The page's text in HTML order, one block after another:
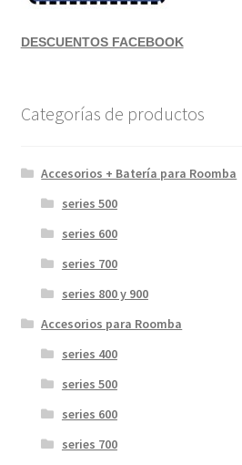
DESCUENTOS FACEBOOK
Categorías de productos
Accesorios + Batería para Roomba
series 500
series 600
series 700
series 800 y 900
Accesorios para Roomba
series 400
series 500
series 600
series 700